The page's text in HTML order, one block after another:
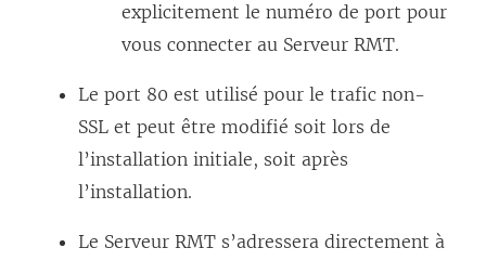
explicitement le numéro de port pour
vous connecter au Serveur RMT.
Le port 80 est utilisé pour le trafic non-
SSL et peut être modifié soit lors de
l’installation initiale, soit après
l’installation.
Le Serveur RMT s’adressera directement à